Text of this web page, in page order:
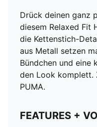
Drück deinen ganz
diesem Relaxed Fit
die Kettenstich-
aus Metall setzen
Bündchen und eine
den Look komplett.
PUMA.
FEATURES +